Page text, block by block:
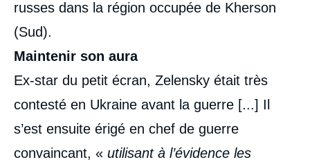
russes dans la région occupée de Kherson
(Sud).
Maintenir son aura
Ex-star du petit écran, Zelensky était très
contesté en Ukraine avant la guerre [...] Il
s’est ensuite érigé en chef de guerre
convaincant, « utilisant à l’évidence les